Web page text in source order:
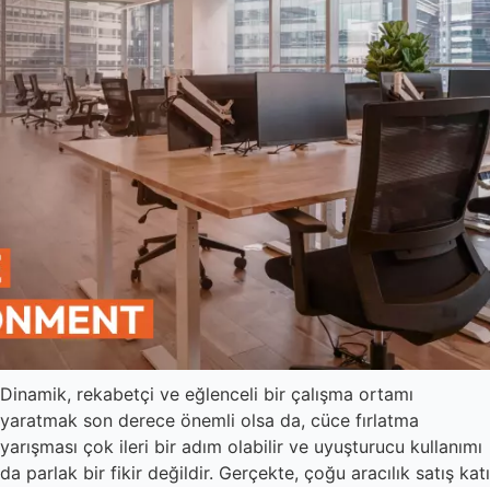
Dinamik, rekabetçi ve eğlenceli bir çalışma ortamı
yaratmak son derece önemli olsa da, cüce fırlatma
yarışması çok ileri bir adım olabilir ve uyuşturucu kullanımı
da parlak bir fikir değildir. Gerçekte, çoğu aracılık satış katı